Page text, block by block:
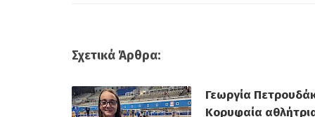
Σχετικά Άρθρα:
Γεωργία
Κορυφαία
(Gallop) Νέα
Στην 60ή θέση :